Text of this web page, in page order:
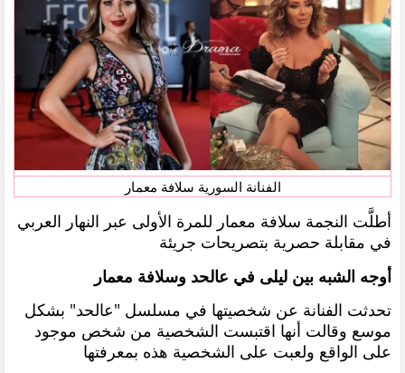
الفنانة السورية سلافة معمار
أطلَّت النجمة سلافة معمار للمرة الأولى عبر النهار العربي
في مقابلة حصرية بتصريحات جريئة
أوجه الشبه بين ليلى في عالحد وسلافة معمار
تحدثت الفنانة عن شخصيتها في مسلسل "عالحد" بشكل
موسع وقالت أنها اقتبست الشخصية من شخص موجود
على الواقع ولعبت على الشخصية هذه بمعرفتها